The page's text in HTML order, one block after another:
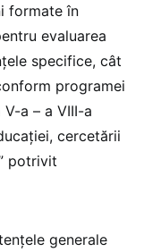
formate în
evaluarea
specifice, cât
programei
a – a VIII-a
cercetării
potrivit
generale